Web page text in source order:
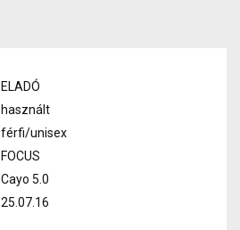
ELADÓ
használt
férfi/unisex
FOCUS
Cayo 5.0
25.07.16